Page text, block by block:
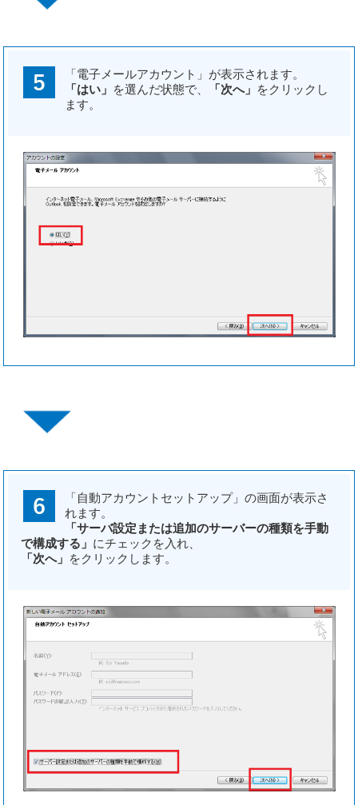
「電子メールアカウント」が表示されます。
「はい」 を選んだ状態で、 「次へ」 をクリックし
ます。
「自動アカウントセットアップ」の画面が表示さ
れます。
「サーバ設定または追加のサーバーの種類を手動
で構成する」 にチェックを入れ、
「次へ」 をクリックします。